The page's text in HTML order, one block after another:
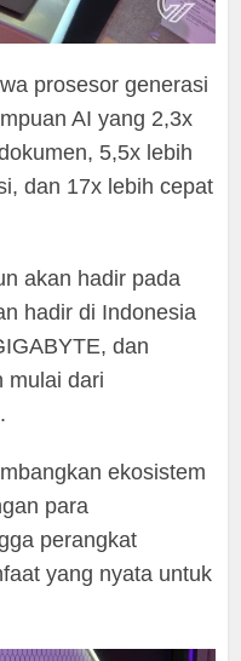
prosesor generasi
AI yang 2,3x
5,5x lebih
dan 17x lebih cepat
akan hadir pada
hadir di Indonesia
dan
mulai dari
ekosistem
para
perangkat
yang nyata untuk